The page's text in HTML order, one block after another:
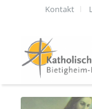
Kontakt